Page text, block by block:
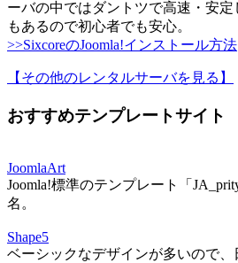
ーバの中ではダントツで高速・安定
もあるので初心者でも安心。
>>SixcoreのJoomla!インストール方法
【その他のレンタルサーバを見る 】
おすすめテンプレートサイト
JoomlaArt
Joomla!標準のテンプレート「
名。
Shape5
ベーシックなデザインが多いので、